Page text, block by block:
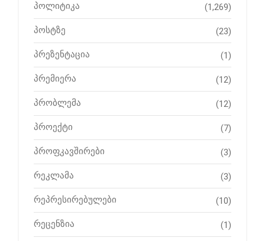
პოლიტიკა (1,269)
პოსტზე (23)
პრეზენტაცია (1)
პრემიერა (12)
პრობლემა (12)
პროექტი (7)
პროფკავშირები (3)
რეკლამა (3)
რეპრესირებულები (10)
რეცენზია (1)